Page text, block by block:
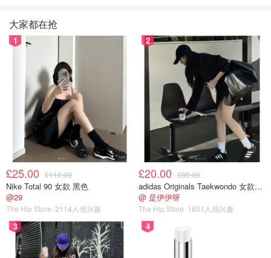
过几年招聘门槛就要提到一等荣誉了……
图片来自于Statista ，版权属于原作者
英国硕士学位等级划分
大家都在抢
1
£25.00 £110.00
Nike Total 90 女款 黑色
@29
The Hip Store 2114人感兴趣
2
£20.00 £80.00
adidas Originals Taekwondo 女款黑色运动鞋
@ 是伊伊呀
The Hip Store 1831人感兴趣
3 4